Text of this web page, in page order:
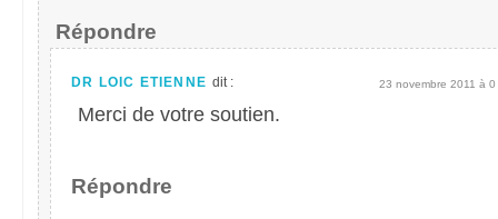
Répondre
DR LOIC ETIENNE dit : 23 novembre 2011 à
Merci de votre soutien.
Répondre